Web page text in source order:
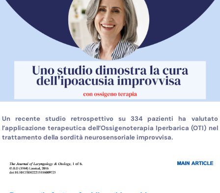
Un recente studio retrospettivo su 334 pazienti ha valutato
l’applicazione terapeutica dell’Ossigenoterapia Iperbarica (OTI) nel
trattamento della sordità neurosensoriale improvvisa.